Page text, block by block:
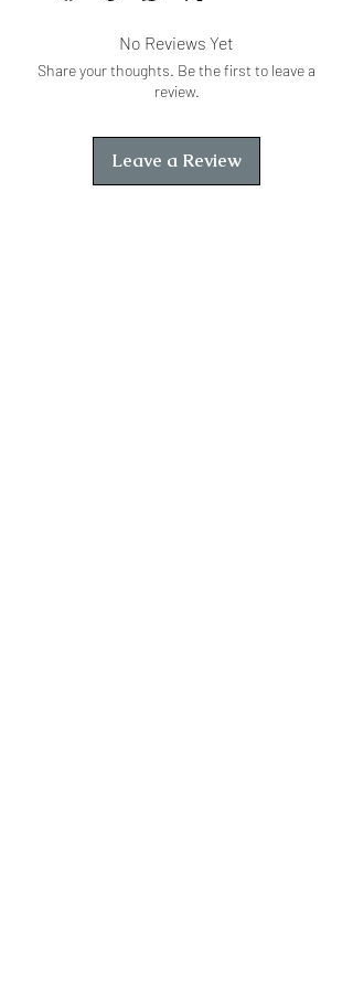
No Reviews Yet
Share your thoughts. Be the first to leave a
review.
Leave a Review